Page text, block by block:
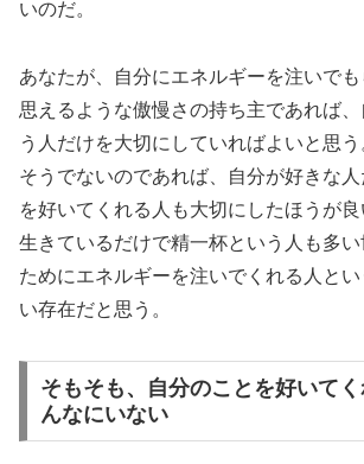
いのだ。
あなたが、自分にエネルギーを注いで
思えるような傲慢さの持ち主であれば
う人だけを大切にしていればよいと思う
そうでないのであれば、自分が好きな
を好いてくれる人も大切にしたほうが良
生きているだけで精一杯という人も多
ためにエネルギーを注いでくれる人と
い存在だと思う。
そもそも、自分のことを好いて
んなにいない